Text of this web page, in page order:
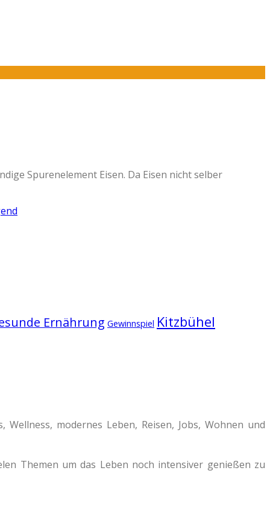
Spurenelement Eisen. Da Eisen nicht selber
Ernährung Gewinnspiel Kitzbühel
modernes Leben, Reisen, Jobs, Wohnen und
Themen um das Leben noch intensiver genießen zu